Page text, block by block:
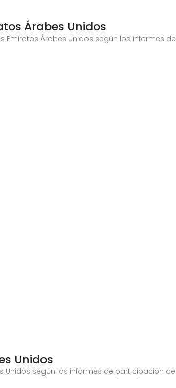
Árabes Unidos
Árabes Unidos según los informes de
Unidos
Unidos según los informes de participación de